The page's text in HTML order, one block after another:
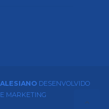
DESENVOLVIDO
MARKETING